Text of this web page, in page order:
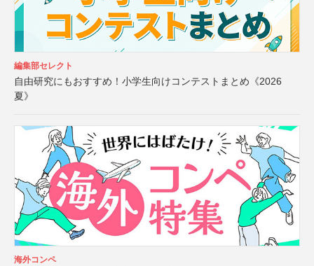
編集部セレクト
自由研究にもおすすめ！小学生向けコンテストまとめ《2026
夏》
海外コンペ